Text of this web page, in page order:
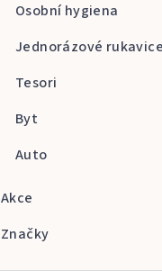
Osobní hygiena
Jednorázové rukavice
Tesori
Byt
Auto
Akce
Značky